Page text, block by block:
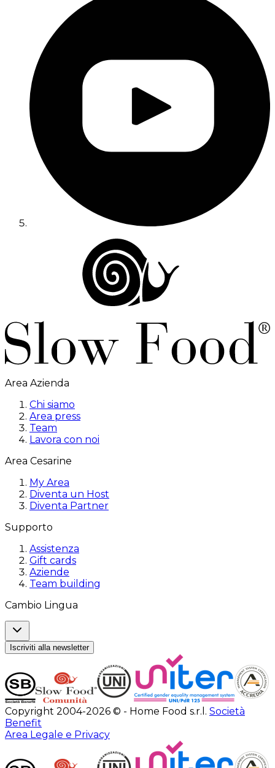
Area Azienda
Chi siamo
Area press
Team
Lavora con noi
Area Cesarine
My Area
Diventa un Host
Diventa Partner
Supporto
Assistenza
Gift cards
Aziende
Team building
Cambio Lingua
Iscriviti alla newsletter
Copyright 2004-2026 © - Home Food s.r.l. Società
Benefit
Area Legale e Privacy